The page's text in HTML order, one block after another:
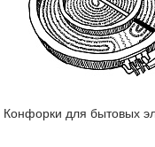
Конфорки для бытовых